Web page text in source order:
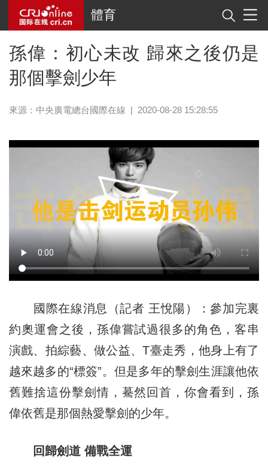
體育
孫偉：初心未改 歸來之後仍是
那個擊劍少年
來源：中央廣電總台國際在線 | 2020-08-28 15:28:55
國際在線消息（記者 王悅陽）：參加完裏
約奧運會之後，孫偉嘗試過很多的角色，客串
演戲、拍綜藝、做公益、T臺走秀，他身上有了
越來越多的“標簽”。但是多年的擊劍生涯讓他依
舊難捨這份擊劍情，驀然回首，你會看到，孫
偉依舊是那個熱愛擊劍的少年。
回歸劍道 備戰全運